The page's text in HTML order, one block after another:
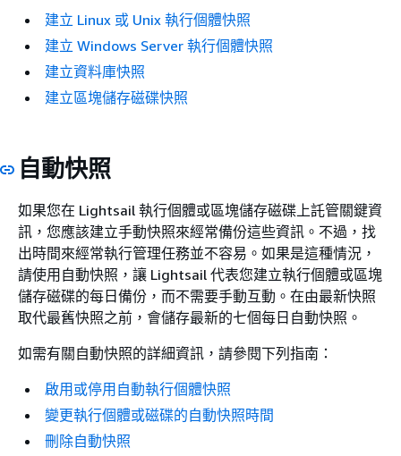
建立 Linux 或 Unix 執行個體快照
建立 Windows Server 執行個體快照
建立資料庫快照
建立區塊儲存磁碟快照
自動快照
如果您在 Lightsail 執行個體或區塊儲存磁碟上託管關鍵資
訊，您應該建立手動快照來經常備份這些資訊。不過，找
出時間來經常執行管理任務並不容易。如果是這種情況，
請使用自動快照，讓 Lightsail 代表您建立執行個體或區塊
儲存磁碟的每日備份，而不需要手動互動。在由最新快照
取代最舊快照之前，會儲存最新的七個每日自動快照。
如需有關自動快照的詳細資訊，請參閱下列指南：
啟用或停用自動執行個體快照
變更執行個體或磁碟的自動快照時間
刪除自動快照